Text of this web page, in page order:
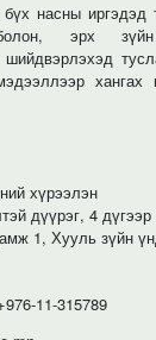
насны иргэдэд
эрх
хангах
хүрээлэн
дүүрэг, 4
1, Хууль зүйн
11-315789